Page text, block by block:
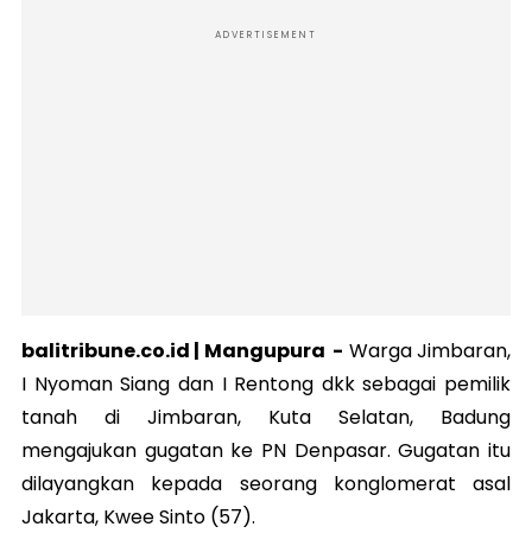
ADVERTISEMENT
balitribune.co.id | Mangupura - Warga Jimbaran,
I Nyoman Siang dan I Rentong dkk sebagai pemilik
tanah di Jimbaran, Kuta Selatan, Badung
mengajukan gugatan ke PN Denpasar. Gugatan itu
dilayangkan kepada seorang konglomerat asal
Jakarta, Kwee Sinto (57).